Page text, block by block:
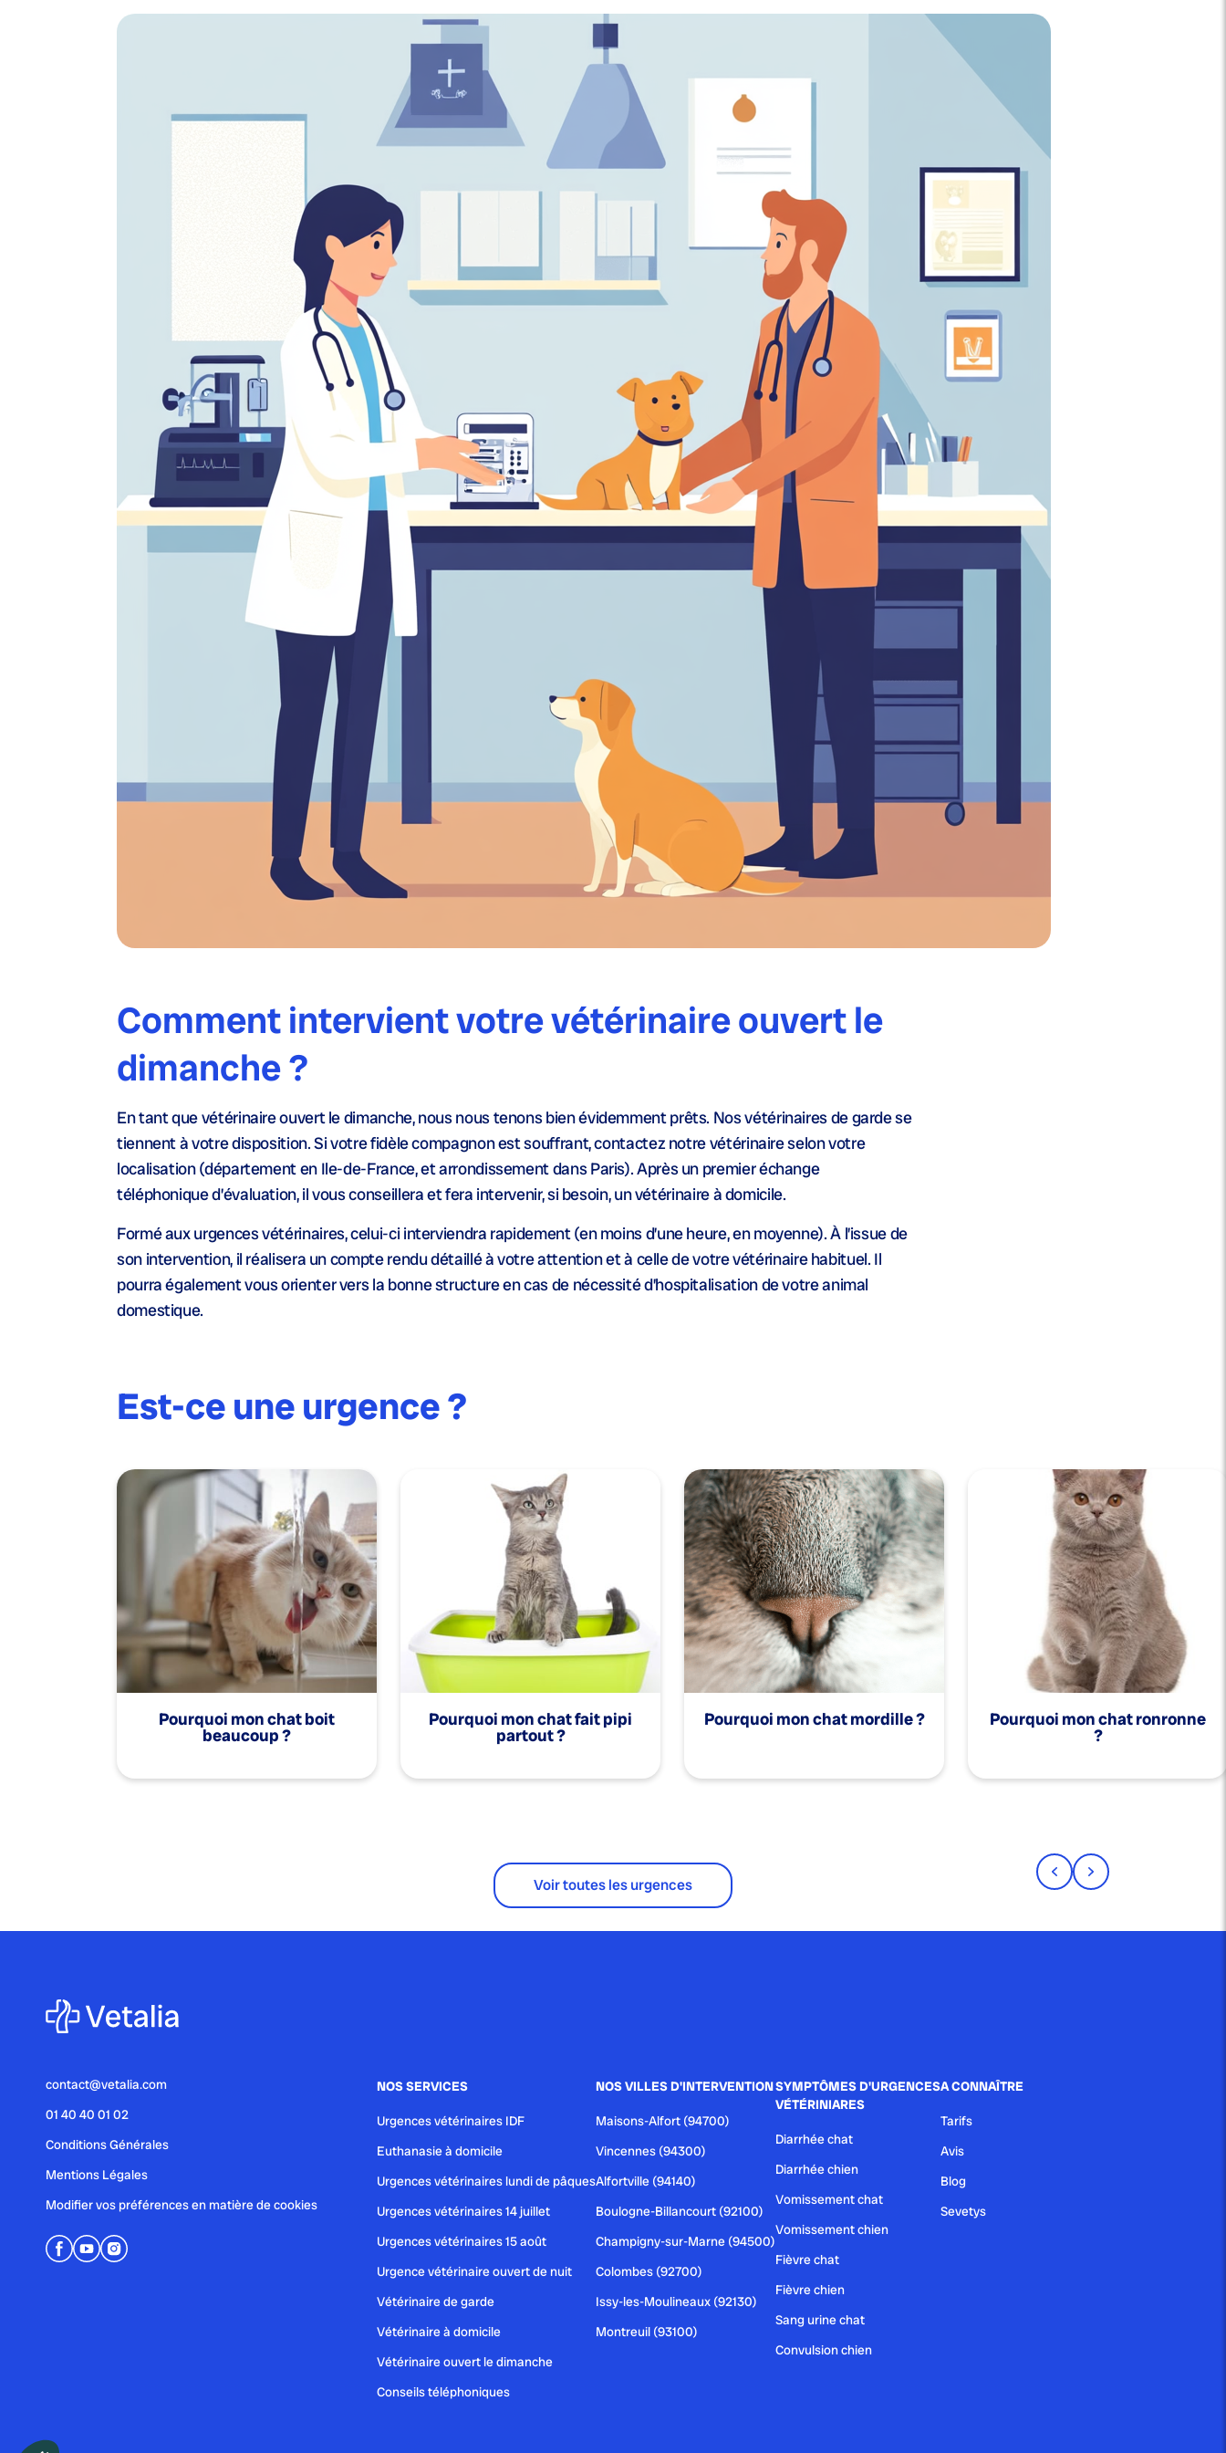
Comment intervient votre vétérinaire ouvert le
dimanche ?
En tant que vétérinaire ouvert le dimanche, nous nous tenons bien évidemment prêts. Nos vétérinaires de garde se
tiennent à votre disposition. Si votre fidèle compagnon est souffrant, contactez notre vétérinaire selon votre
localisation (département en Ile-de-France, et arrondissement dans Paris). Après un premier échange
téléphonique d’évaluation, il vous conseillera et fera intervenir, si besoin, un vétérinaire à domicile.
Formé aux urgences vétérinaires, celui-ci interviendra rapidement (en moins d’une heure, en moyenne). À l’issue de
son intervention, il réalisera un compte rendu détaillé à votre attention et à celle de votre vétérinaire habituel. Il
pourra également vous orienter vers la bonne structure en cas de nécessité d’hospitalisation de votre animal
domestique.
Est-ce une urgence ?
Pourquoi mon chat boit
beaucoup ?
Pourquoi mon chat fait pipi
partout ?
Pourquoi mon chat mordille ? Pourquoi mon chat ronronne
?
Voir toutes les urgences
contact@vetalia.com
01 40 40 01 02
Conditions Générales
Mentions Légales
Modifier vos préférences en matière de cookies
NOS SERVICES
Urgences vétérinaires IDF
Euthanasie à domicile
Urgences vétérinaires lundi de pâques
Urgences vétérinaires 14 juillet
Urgences vétérinaires 15 août
Urgence vétérinaire ouvert de nuit
Vétérinaire de garde
Vétérinaire à domicile
Vétérinaire ouvert le dimanche
Conseils téléphoniques
NOS VILLES D'INTERVENTION
Maisons-Alfort (94700)
Vincennes (94300)
Alfortville (94140)
Boulogne-Billancourt (92100)
Champigny-sur-Marne (94500)
Colombes (92700)
Issy-les-Moulineaux (92130)
Montreuil (93100)
SYMPTÔMES D'URGENCES
VÉTÉRINIARES
Diarrhée chat
Diarrhée chien
Vomissement chat
Vomissement chien
Fièvre chat
Fièvre chien
Sang urine chat
Convulsion chien
A CONNAÎTRE
Tarifs
Avis
Blog
Sevetys